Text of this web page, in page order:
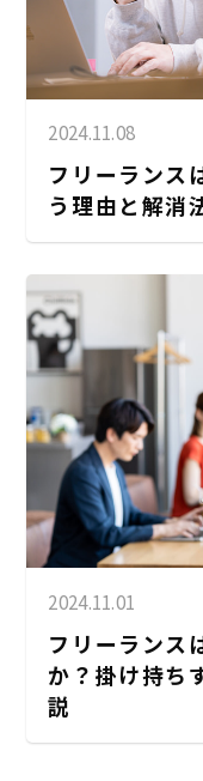
2024.11.08
フリーランス
う理由と解消
2024.11.01
フリーランス
か？掛け持ち
説